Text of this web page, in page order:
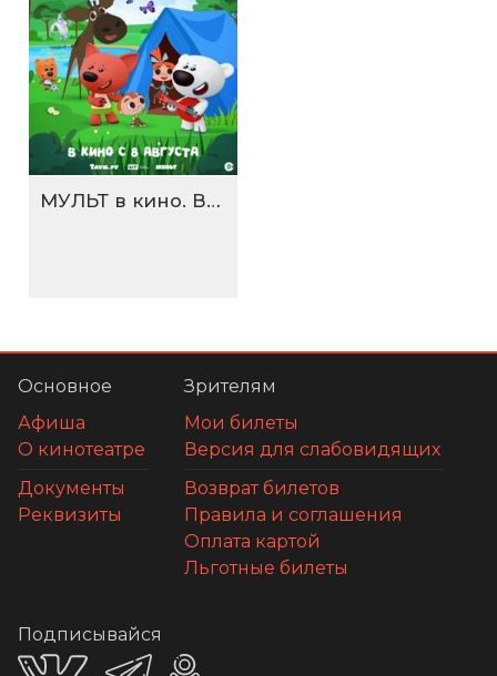
МУЛЬТ в кино. Выпуск №198. Некогда скучать
Основное
Афиша
О кинотеатре
Документы
Реквизиты
Зрителям
Мои билеты
Версия для слабовидящих
Возврат билетов
Правила и соглашения
Оплата картой
Льготные билеты
Подписывайся